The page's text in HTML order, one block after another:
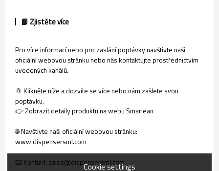
📘 Zjistěte více
Pro více informací nebo pro zaslání poptávky navštivte naši
oficiální webovou stránku nebo nás kontaktujte prostřednictvím
uvedených kanálů.
📎 Klikněte níže a dozvíte se více nebo nám zašlete svou
poptávku.
👉 Zobrazit detaily produktu na webu Smarlean
🌐 Navštivte naši oficiální webovou stránku:
www.dispensersml.com
📧 Kontakt: sales@dispensersml.com
Cookie settings